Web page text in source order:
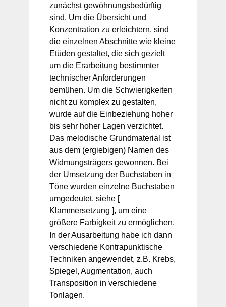
zunächst gewöhnungsbedürftig
sind. Um die Übersicht und
Konzentration zu erleichtern, sind
die einzelnen Abschnitte wie kleine
Etüden gestaltet, die sich gezielt
um die Erarbeitung bestimmter
technischer Anforderungen
bemühen. Um die Schwierigkeiten
nicht zu komplex zu gestalten,
wurde auf die Einbeziehung hoher
bis sehr hoher Lagen verzichtet.
Das melodische Grundmaterial ist
aus dem (ergiebigen) Namen des
Widmungsträgers gewonnen. Bei
der Umsetzung der Buchstaben in
Töne wurden einzelne Buchstaben
umgedeutet, siehe [
Klammersetzung ], um eine
größere Farbigkeit zu ermöglichen.
In der Ausarbeitung habe ich dann
verschiedene Kontrapunktische
Techniken angewendet, z.B. Krebs,
Spiegel, Augmentation, auch
Transposition in verschiedene
Tonlagen.